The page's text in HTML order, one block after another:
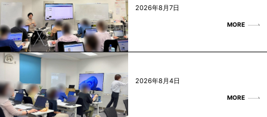
2026年8月7日
MORE
2026年8月4日
MORE